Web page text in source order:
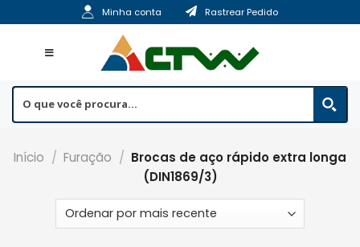
to
content
Minha conta Rastrear Pedido
Início / Furação / Brocas de aço rápido extra longa
(DIN1869/3)